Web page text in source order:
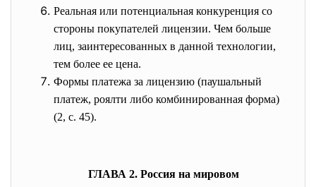
Реальная или потенциальная конкуренция со
стороны покупателей лицензии. Чем больше
лиц, заинтересованных в данной технологии,
тем более ее цена.
Формы платежа за лицензию (паушальный
платеж, роялти либо комбинированная форма)
(2, с. 45).
ГЛАВА 2. Россия на мировом